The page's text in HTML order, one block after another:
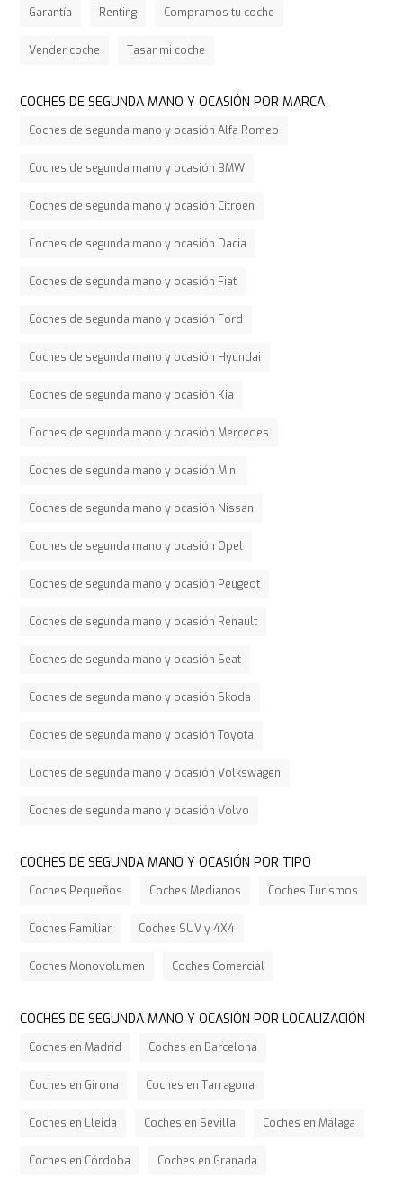
Garantía Renting Compramos tu coche
Vender coche Tasar mi coche
COCHES DE SEGUNDA MANO Y OCASIÓN POR MARCA
Coches de segunda mano y ocasión Alfa Romeo
Coches de segunda mano y ocasión BMW
Coches de segunda mano y ocasión Citroen
Coches de segunda mano y ocasión Dacia
Coches de segunda mano y ocasión Fiat
Coches de segunda mano y ocasión Ford
Coches de segunda mano y ocasión Hyundai
Coches de segunda mano y ocasión Kia
Coches de segunda mano y ocasión Mercedes
Coches de segunda mano y ocasión Mini
Coches de segunda mano y ocasión Nissan
Coches de segunda mano y ocasión Opel
Coches de segunda mano y ocasión Peugeot
Coches de segunda mano y ocasión Renault
Coches de segunda mano y ocasión Seat
Coches de segunda mano y ocasión Skoda
Coches de segunda mano y ocasión Toyota
Coches de segunda mano y ocasión Volkswagen
Coches de segunda mano y ocasión Volvo
COCHES DE SEGUNDA MANO Y OCASIÓN POR TIPO
Coches Pequeños Coches Medianos Coches Turismos
Coches Familiar Coches SUV y 4X4
Coches Monovolumen Coches Comercial
COCHES DE SEGUNDA MANO Y OCASIÓN POR LOCALIZACIÓN
Coches en Madrid Coches en Barcelona
Coches en Girona Coches en Tarragona
Coches en Lleida Coches en Sevilla Coches en Málaga
Coches en Córdoba Coches en Granada